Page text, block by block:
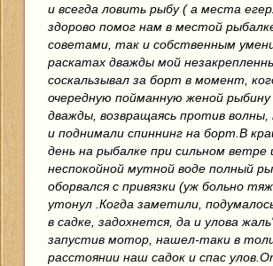
и всегда ловить рыбу ( а места
здорово помог нам в местой
советами, так и собственным
раскатах дважды мой
соскальзывал за борт в момент,
очередную пойманную женой
дважды, возвращаясь против
и поднимали спиннинг на борт.В
день на рыбалке при сильном ветре
неспокойной мутной воде полный
оборвался с привязки (уж больно
утонул .Когда заметили,
в садке, задохнется, да и улова
запустив мотор, нашел-таки в
расстоянии наш садок и спас